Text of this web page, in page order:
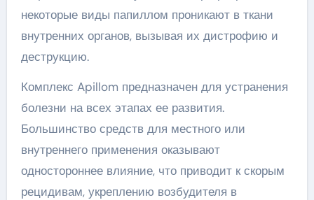
некоторые виды папиллом проникают в ткани
внутренних органов, вызывая их дистрофию и
деструкцию.
Комплекс Apillom предназначен для устранения
болезни на всех этапах ее развития.
Большинство средств для местного или
внутреннего применения оказывают
одностороннее влияние, что приводит к скорым
рецидивам, укреплению возбудителя в